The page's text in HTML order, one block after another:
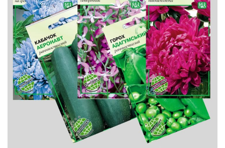
Тендери
Контакти